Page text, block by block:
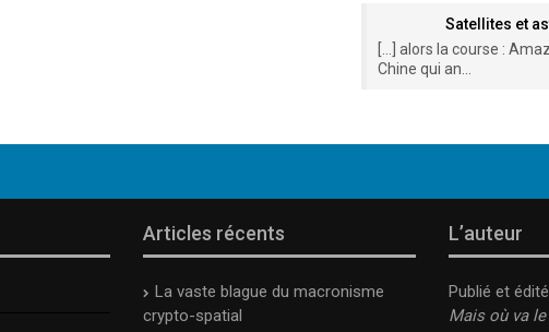
Satellites et
[…] alors la course :
Chine qui an...
Articles récents
La vaste blague du macronisme
crypto-spatial
L’auteur
Publié et
Mais où va le